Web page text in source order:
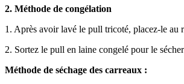
2. Méthode de congélation
1. Après avoir lavé le pull tricoté, placez-le au
2. Sortez le pull en laine congelé pour le
Méthode de séchage des carreaux :